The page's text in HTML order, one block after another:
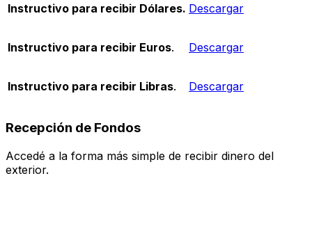
Instructivo para recibir Dólares. Descargar
Instructivo para recibir Euros. Descargar
Instructivo para recibir Libras. Descargar
Recepción de Fondos
Accedé a la forma más simple de recibir dinero del
exterior.